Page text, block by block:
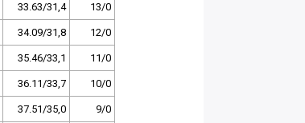
33.63/31,4 13/0
34.09/31,8 12/0
35.46/33,1 11/0
36.11/33,7 10/0
37.51/35,0 9/0